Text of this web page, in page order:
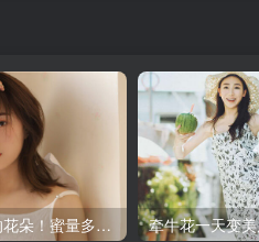
揭示蜜蜂最爱的花朵！蜜量多到惊人